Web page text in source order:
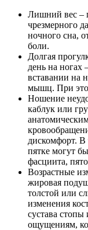
Лишний вес –
чрезмерного
ночного сна,
боли.
Долгая
день на ногах
вставании на
мышц. При
Ношение
каблук или
дискомфорт. В
пятке могут
фасциита,
Возрастные
жировая
толстой или
изменения
сустава
ощущениям,